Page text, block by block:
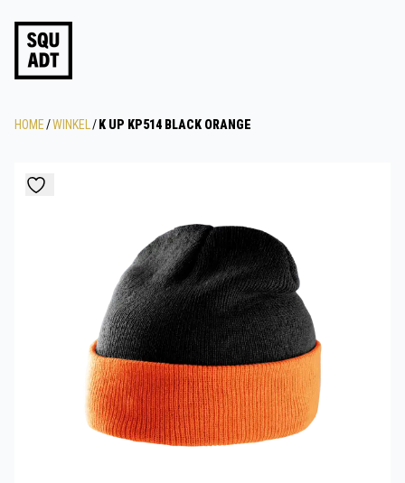
HOME/WINKEL / K UP KP514 BLACK ORANGE